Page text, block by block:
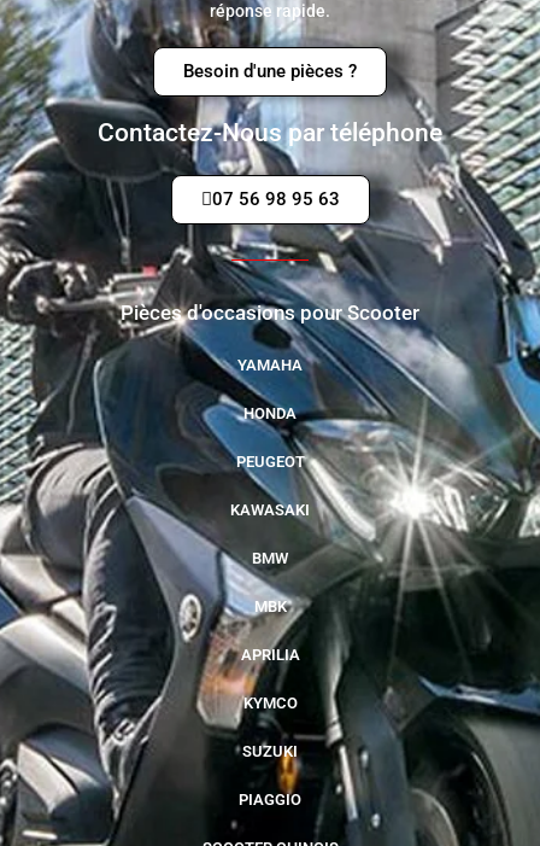
réponse rapide.
Besoin d'une pièces ?
Contactez-Nous par téléphone
07 56 98 95 63
Pièces d'occasions pour Scooter
YAMAHA
HONDA
PEUGEOT
KAWASAKI
BMW
MBK
APRILIA
KYMCO
SUZUKI
PIAGGIO